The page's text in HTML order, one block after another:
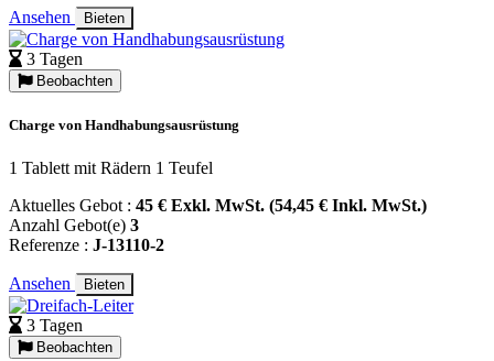
Ansehen Bieten
3 Tagen
Beobachten
Charge von Handhabungsausrüstung
1 Tablett mit Rädern 1 Teufel
Aktuelles Gebot : 45 € Exkl. MwSt. (54,45 € Inkl. MwSt.)
Anzahl Gebot(e) 3
Referenze : J-13110-2
Ansehen Bieten
3 Tagen
Beobachten